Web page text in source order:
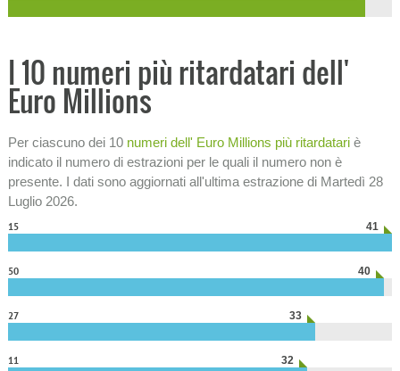
I 10 numeri più ritardatari dell'
Euro Millions
Per ciascuno dei 10 numeri dell' Euro Millions più ritardatari è
indicato il numero di estrazioni per le quali il numero non è
presente. I dati sono aggiornati all'ultima estrazione di Martedì 28
Luglio 2026.
15 41
50 40
27 33
11 32